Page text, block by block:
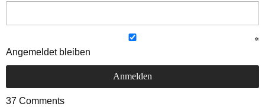
Angemeldet bleiben
37 Comments